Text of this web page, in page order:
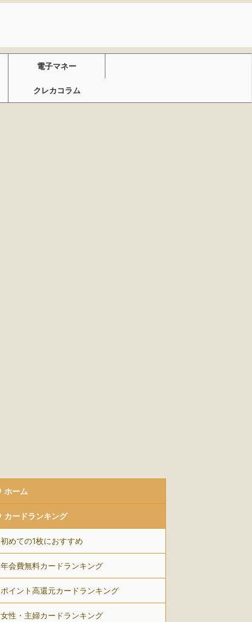
電子マネー
クレカコラム
ホーム
カードランキング
初めての1枚におすすめ
年会費無料カードランキング
ポイント高還元カードランキング
女性・主婦カードランキング